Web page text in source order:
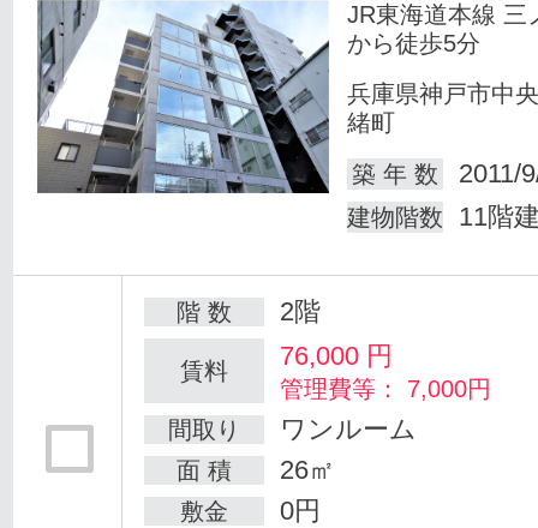
JR東海道本線 三
から徒歩5分
兵庫県神戸市中
緒町
築 年 数
2011/
建物階数 11階
階 数 2階
賃料 76,000 円
管理費等： 7,000円
間取り
ワンルーム
面 積 26㎡
敷金 0円